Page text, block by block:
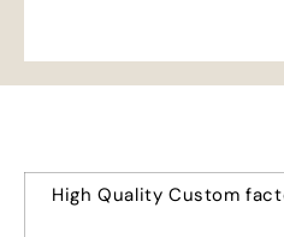
High Quality Custom